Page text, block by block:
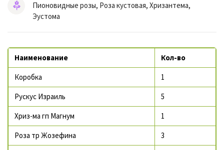
Пионовидные розы, Роза кустовая, Хризантема,
Эустома
Наименование Кол-во
Коробка 1
Рускус Израиль 5
Хриз-ма гп Магнум 1
Роза тр Жозефина 3